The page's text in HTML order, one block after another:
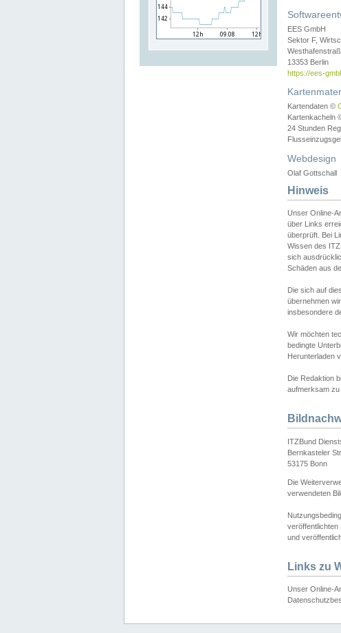
EES GmbH
Sektor F,
13353 Berlin
https://ees-
Kartendaten ©
Kartenkacheln
24 Stunden
Webdesign
Olaf Gottschall
Hinweis
Unser Online-
über Links
überprüft. Bei
Wissen des
sich
Schäden aus
Die sich auf
übernehmen
insbesondere
Wir möchten
bedingte
Herunterladen
Die Redaktion
aufmerksam zu
ITZBund
Bernkasteler
53175 Bonn
Die
verwendeten
veröffentlichten
und
Links zu
Unser Online-